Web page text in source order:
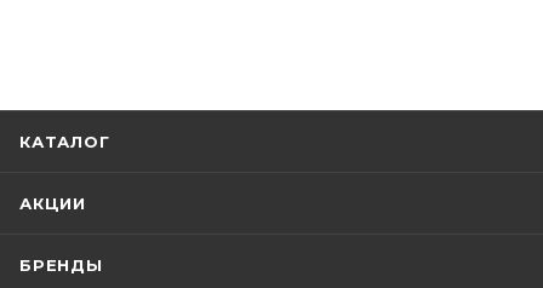
КАТАЛОГ
АКЦИИ
БРЕНДЫ